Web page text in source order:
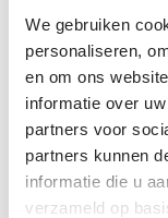
We gebruiken
personaliseren,
en om ons
informatie over
partners voor
partners kunnen
informatie die u
verzameld op
Voor War Child
Noord-
ook gezellige
oor­logskinderen
daarna richten
over wat we
het altijd een